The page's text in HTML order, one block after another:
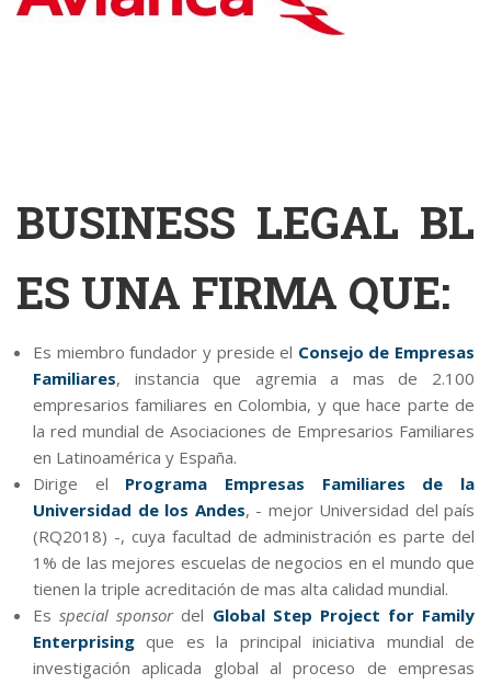
BUSINESS LEGAL BL
ES UNA FIRMA QUE:
Es miembro fundador y preside el Consejo de Empresas
Familiares, instancia que agremia a mas de 2.100
empresarios familiares en Colombia, y que hace parte de
la red mundial de Asociaciones de Empresarios Familiares
en Latinoamérica y España.
Dirige el Programa Empresas Familiares de la
Universidad de los Andes, - mejor Universidad del país
(RQ2018) -, cuya facultad de administración es parte del
1% de las mejores escuelas de negocios en el mundo que
tienen la triple acreditación de mas alta calidad mundial.
Esspecial sponsordel Global Step Project for Family
Enterprising que es la principal iniciativa mundial de
investigación aplicada global al proceso de empresas